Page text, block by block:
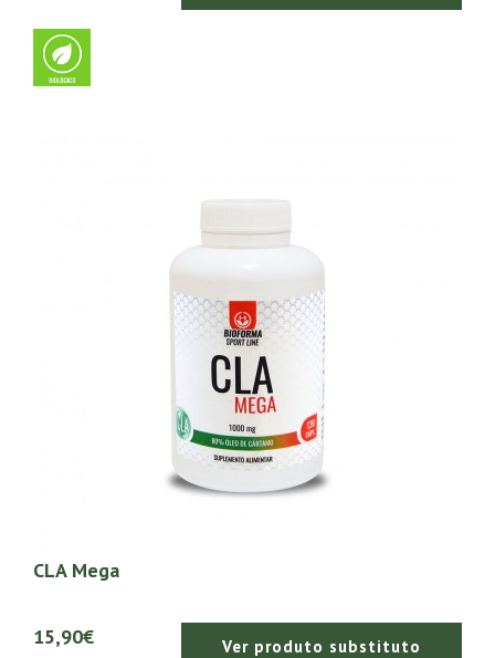
CLA Mega
15,90€ Ver produto substituto